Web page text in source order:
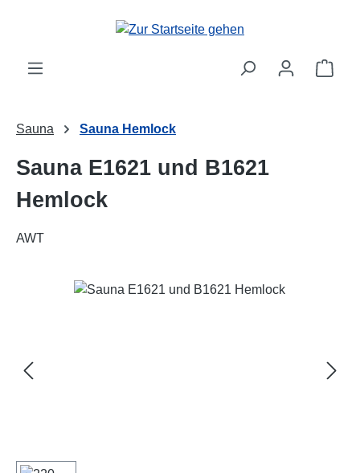
Zum Hauptinhalt springen
Sauna Sauna Hemlock
Sauna E1621 und B1621
Hemlock
AWT
Bildergalerie überspringen